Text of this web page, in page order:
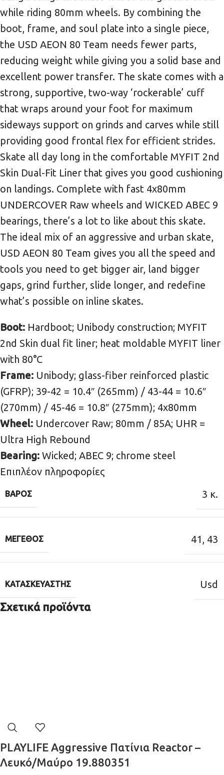
while riding 80mm wheels. By combining the
boot, frame, and soul plate into a single piece,
the USD AEON 80 Team needs fewer parts,
reducing weight while giving you a solid base and
excellent power transfer. The skate comes with a
strong, supportive, two-way ‘rockerable’ cuff
that wraps around your foot for maximum
sideways support on grinds and carves while still
providing good frontal flex for efficient strides.
Skate all day long in the comfortable MYFIT 2nd
Skin Dual-Fit Liner that gives you good cushioning
on landings. Complete with fast 4x80mm
UNDERCOVER Raw wheels and WICKED ABEC 9
bearings, there’s a lot to like about this skate.
The ideal mix of an aggressive and urban skate,
USD AEON 80 Team gives you all the speed and
tools you need to get bigger air, land bigger
gaps, grind further, slide longer, and redefine
what’s possible on inline skates.
Boot: Hardboot; Unibody construction; MYFIT
2nd Skin dual fit liner; heat moldable MYFIT liner
with 80°C
Frame: Unibody; glass-fiber reinforced plastic
(GFRP); 39-42 = 10.4″ (265mm) / 43-44 = 10.6″
(270mm) / 45-46 = 10.8″ (275mm); 4x80mm
Wheel: Undercover Raw; 80mm / 85A; UHR =
Ultra High Rebound
Bearing: Wicked; ABEC 9; chrome steel
Επιπλέον πληροφορίες
ΒΆΡΟΣ 3 κ.
ΜΈΓΕΘΟΣ 41 , 43
ΚΑΤΑΣΚΕΥΑΣΤΉΣ Usd
Σχετικά προϊόντα
PLAYLIFE Aggressive Πατίνια Reactor –
Λευκό/Μαύρο 19.880351